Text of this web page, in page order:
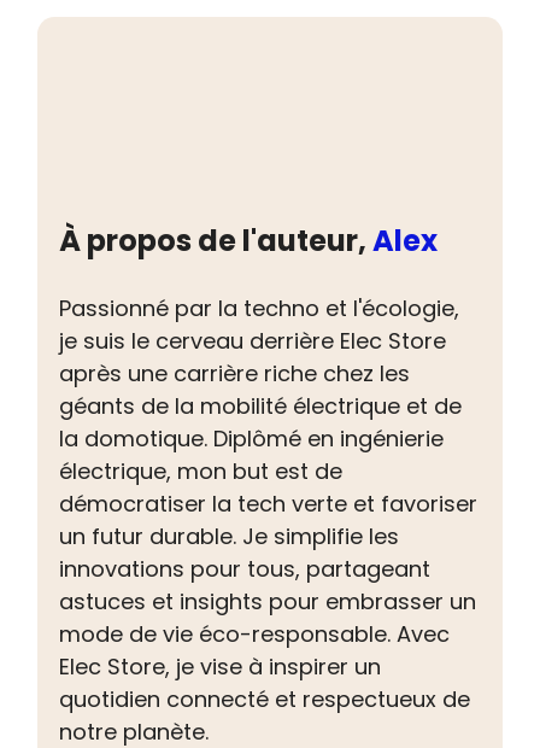
À propos de l'auteur,Alex
Passionné par la techno et l'écologie,
je suis le cerveau derrière Elec Store
après une carrière riche chez les
géants de la mobilité électrique et de
la domotique. Diplômé en ingénierie
électrique, mon but est de
démocratiser la tech verte et favoriser
un futur durable. Je simplifie les
innovations pour tous, partageant
astuces et insights pour embrasser un
mode de vie éco-responsable. Avec
Elec Store, je vise à inspirer un
quotidien connecté et respectueux de
notre planète.